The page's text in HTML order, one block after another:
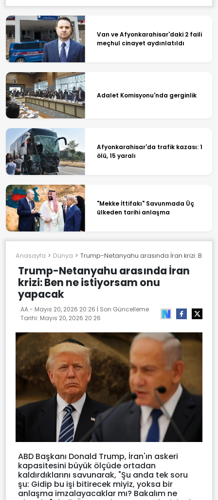
Van ve Afyonkarahisar'daki 2 faili
meçhul cinayet aydınlatıldı
Adalet Komisyonu'nda gerginlik
Afyonkarahisar'da trafik kazası: 1
ölü, 15 yaralı
"Mekke İttifakı" Savunmada Üç
ülkeden tarihi anlaşma
Anasayfa Dünya Trump-Netanyahu arasında İran krizi: Ben
Trump-Netanyahu arasında İran
krizi: Ben ne istiyorsam onu
yapacak
AA - Mayıs 20, 2026 20:26 | Son Güncelleme
Tarihi: Mayıs 20, 2026 20:26
ABD Başkanı Donald Trump, İran'ın askeri
kapasitesini büyük ölçüde ortadan
kaldırdıklarını savunarak, "Şu anda tek soru
şu: Gidip bu işi bitirecek miyiz, yoksa bir
anlaşma imzalayacaklar mı? Bakalım ne